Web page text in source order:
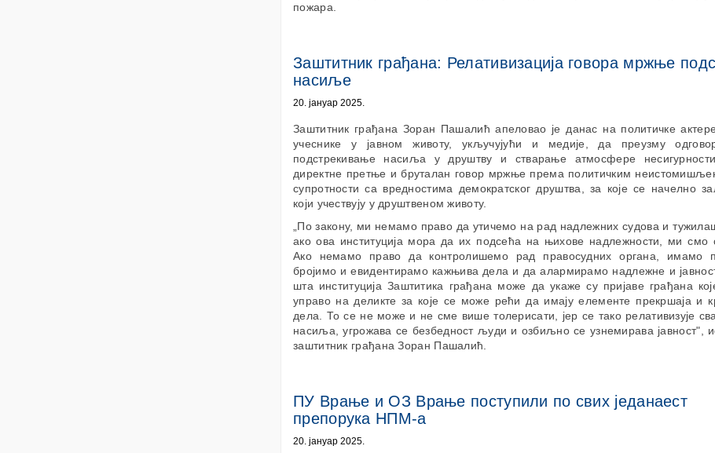
пожара.
Заштитник грађана: Релативизација говора мржње
насиље
20. јануар 2025.
Заштитник грађана Зоран Пашалић апеловао је данас на политичке
учеснике у јавном животу, укључујући и медије, да преузму
подстрекивање насиља у друштву и стварање атмосфере
директне претње и бруталан говор мржње према политичким
супротности са вредностима демократског друштва, за које се начелно
који учествују у друштвеном животу.
„По закону, ми немамо право да утичемо на рад надлежних судова и
ако ова институција мора да их подсећа на њихове надлежности, ми смо
Ако немамо право да контролишемо рад правосудних органа, имамо
бројимо и евидентирамо кажњива дела и да алармирамо надлежне и
шта институција Заштитика грађана може да укаже су пријаве грађана
управо на деликте за које се може рећи да имају елементе прекршаја и
дела. То се не може и не сме више толерисати, јер се тако релативизује
насиља, угрожава се безбедност људи и озбиљно се узнемирава јавност",
заштитник грађана Зоран Пашалић.
ПУ Врање и ОЗ Врање поступили по свих једанаест
препорука НПМ-а
20. јануар 2025.